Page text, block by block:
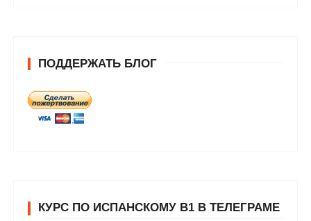
ПОДДЕРЖАТЬ БЛОГ
КУРС ПО ИСПАНСКОМУ В1 В ТЕЛЕГРАМЕ